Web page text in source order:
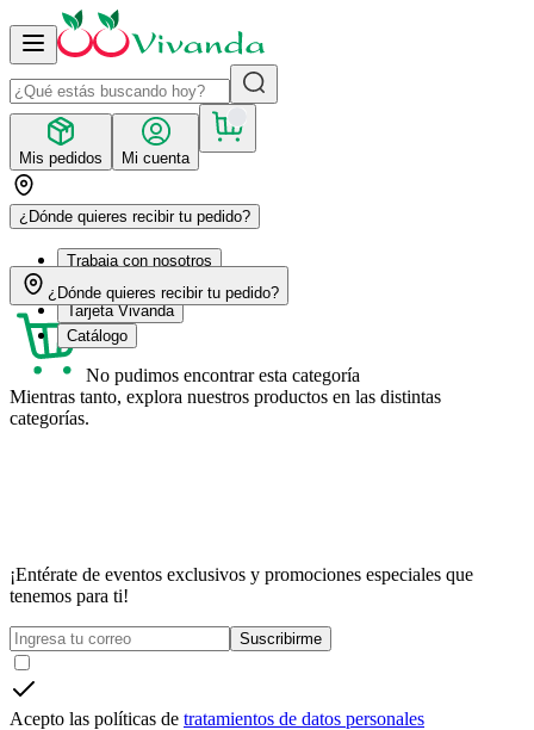
Mis pedidos Mi cuenta
¿Dónde quieres recibir tu pedido?
Trabaja con nosotros
Recetas
Tarjeta Vivanda
Catálogo
¿Dónde quieres recibir tu pedido?
No pudimos encontrar esta categoría
Mientras tanto, explora nuestros productos en las distintas
categorías.
¡Entérate de eventos exclusivos y promociones especiales que
tenemos para ti!
Suscribirme
Acepto las políticas de tratamientos de datos personales